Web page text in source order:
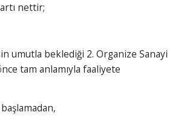
nettir;
umutla beklediği 2. Organize Sanayi
tam anlamıyla faaliyete